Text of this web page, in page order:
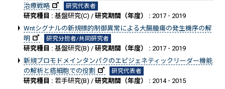
治療戦略
研究代表者
研究種目 : 基盤研究(C) / 研究期間（年度） : 2017 - 2019
Wntシグナルの新規標的制御異常による大腸腫瘍の発生機序の解
明
研究分担者/共同研究者
研究種目 : 基盤研究(B) / 研究期間（年度） : 2017 - 2019
新規ブロモドメインタンパクのエピジェネティックリーダー機能
の解析と癌細胞での役割
研究代表者
研究種目 : 若手研究(B) / 研究期間（年度） : 2014 - 2015